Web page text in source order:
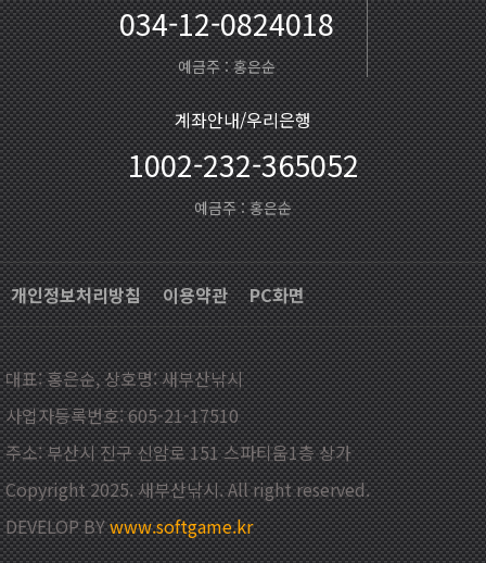
034-12-0824018
예금주 : 홍은순
계좌안내/우리은행
1002-232-365052
예금주 : 홍은순
개인정보처리방침 이용약관 PC화면
대표: 홍은순, 상호명: 새부산낚시
사업자등록번호: 605-21-17510
주소: 부산시 진구 신암로 151 스파티움1층 상가
Copyright 2025. 새부산낚시. All right reserved.
DEVELOP BYwww.softgame.kr